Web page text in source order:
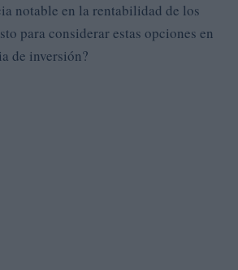
notable en la rentabilidad de los
para considerar estas opciones en
de inversión?